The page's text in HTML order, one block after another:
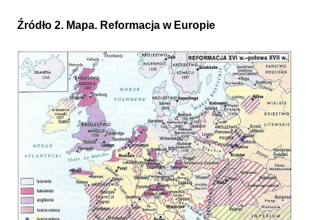
Źródło 2. Mapa. Reformacja w Europie